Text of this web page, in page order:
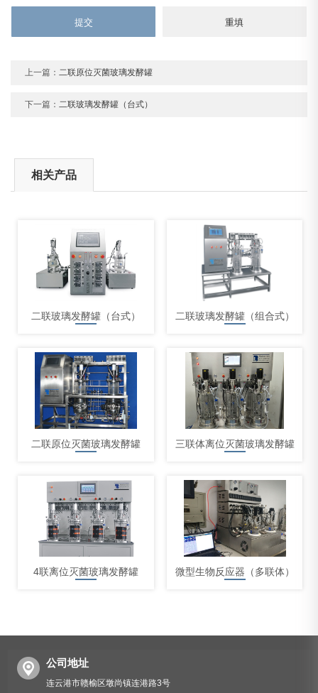
上一篇：二联原位灭菌玻璃发酵罐
下一篇：二联玻璃发酵罐（台式）
相关产品
二联玻璃发酵罐（台式） 二联玻璃发酵罐（组合式）
二联原位灭菌玻璃发酵罐 三联体离位灭菌玻璃发酵罐
4联离位灭菌玻璃发酵罐 微型生物反应器（多联体）
公司地址
连云港市赣榆区墩尚镇连港路3号